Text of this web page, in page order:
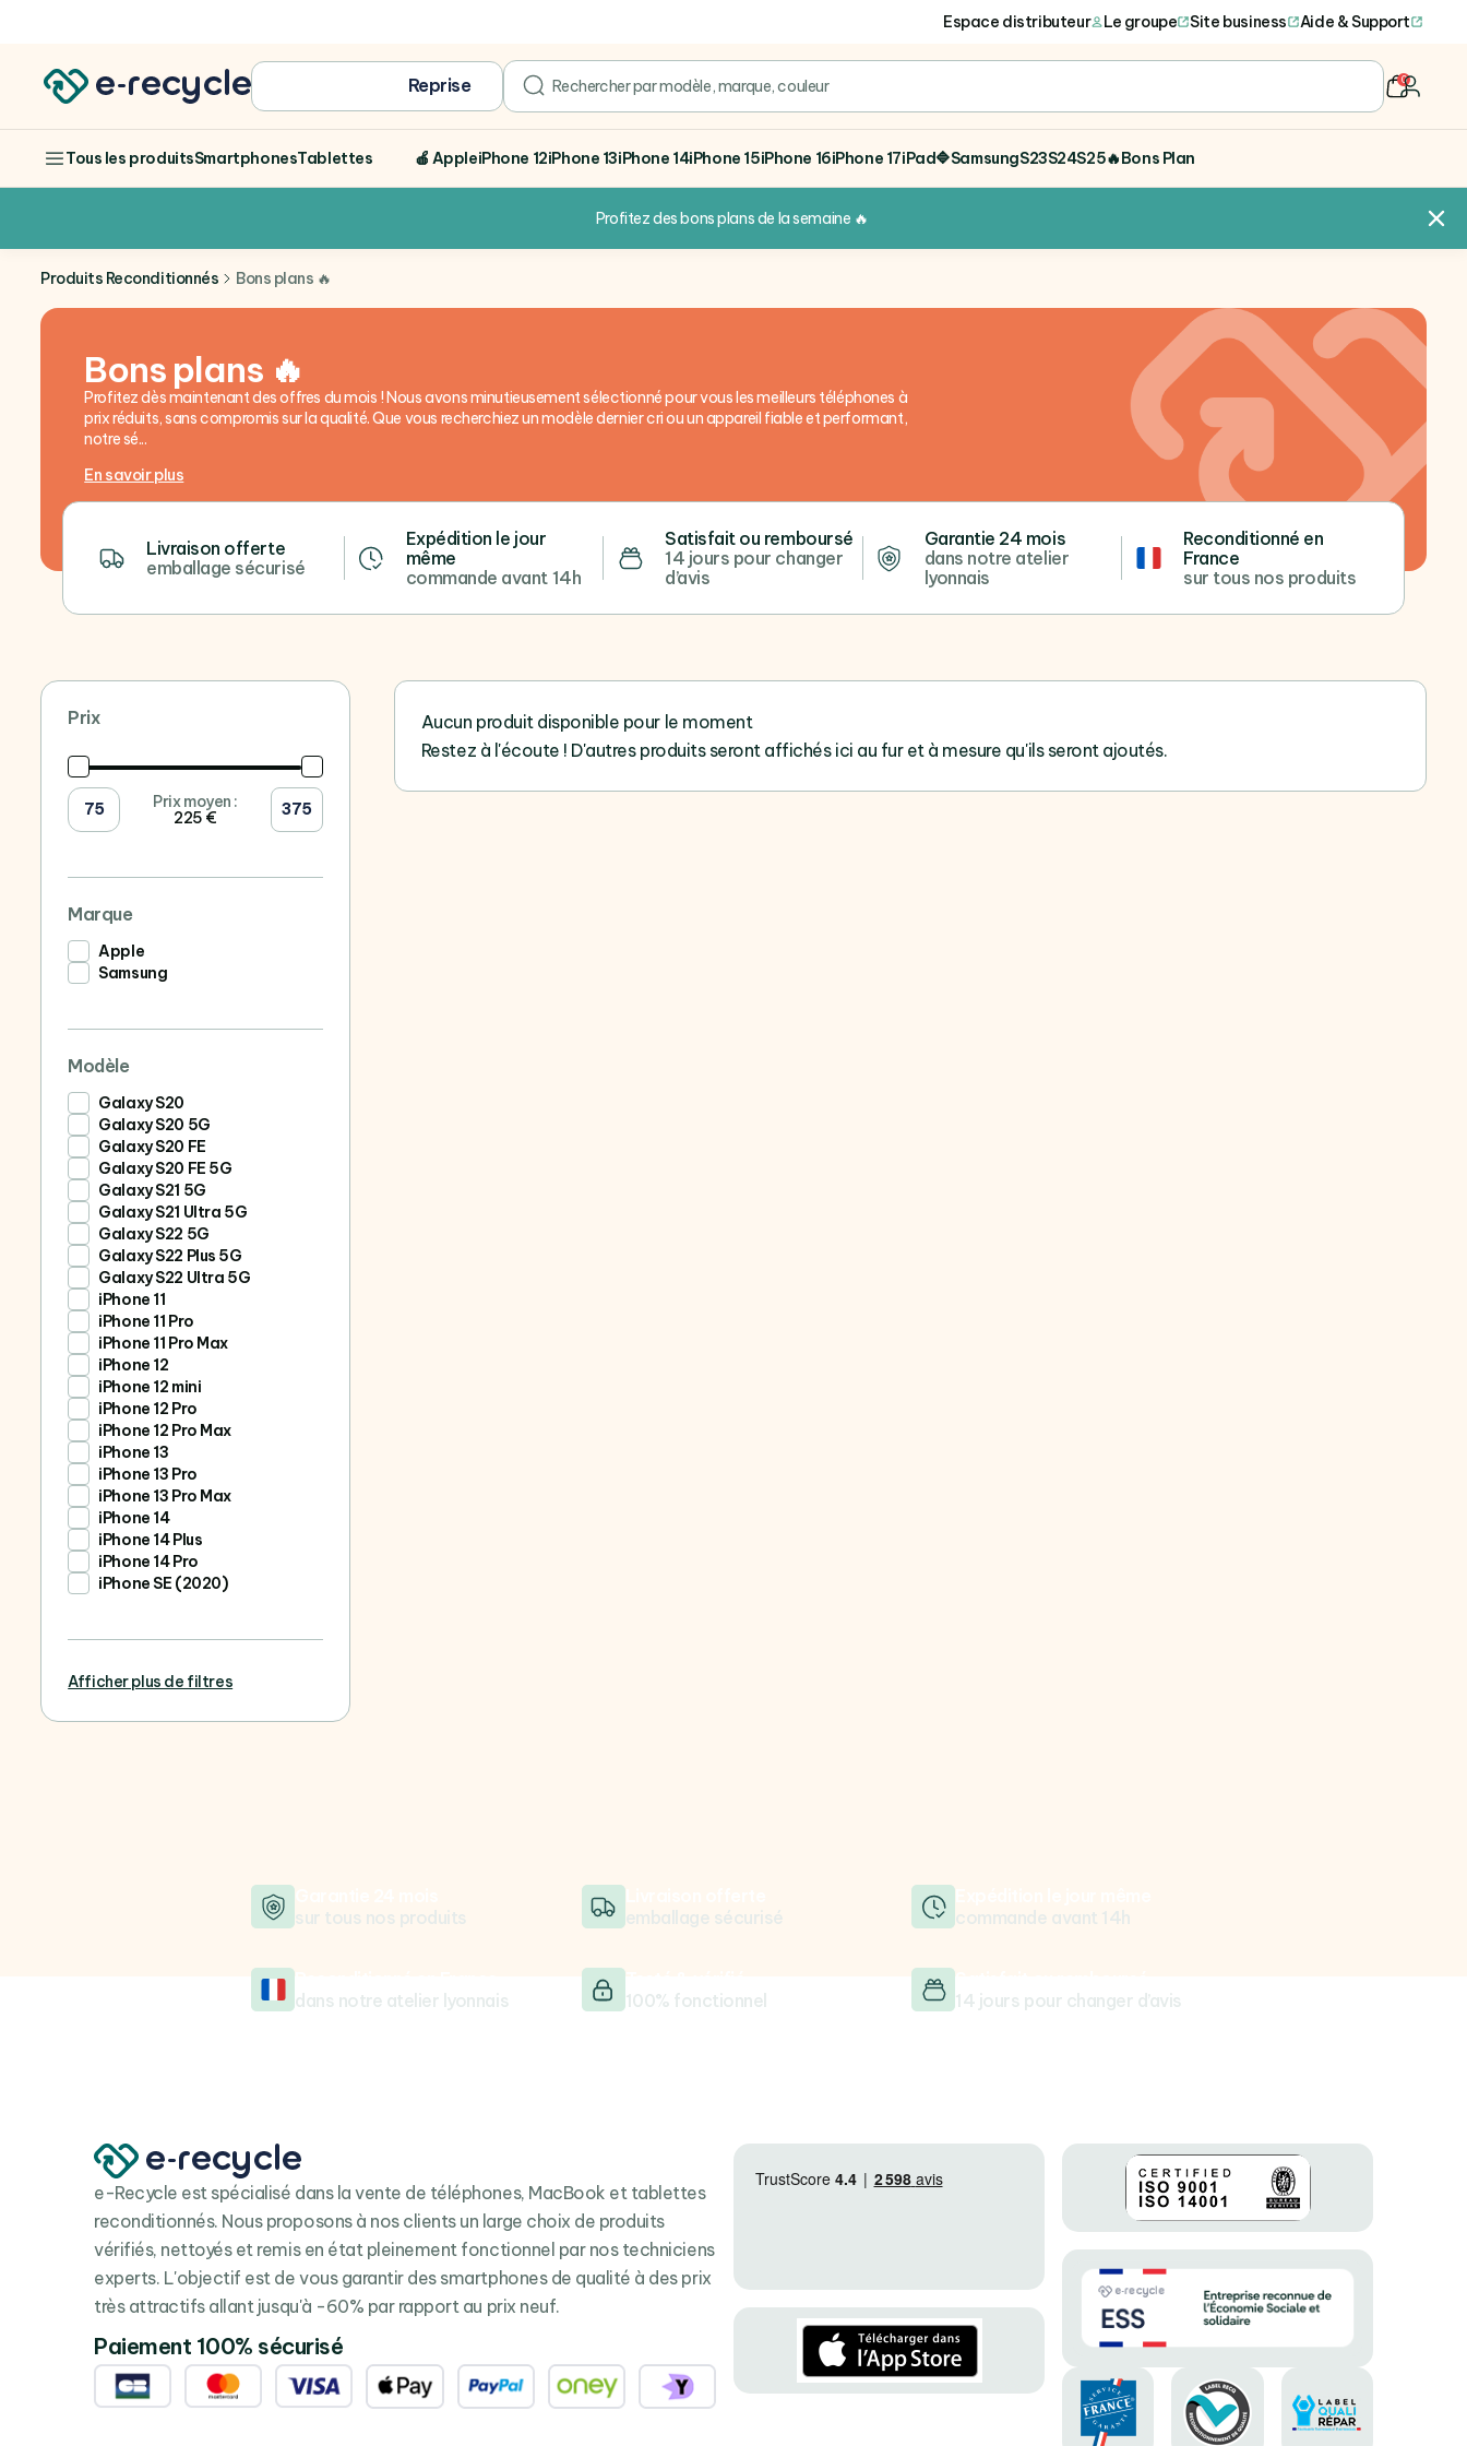
Espace distributeur Le groupe Site business Aide & Support
Reprise
search
0
user
Tous les produitsSmartphonesTablettes 🍎 AppleiPhone 12iPhone 13iPhone 14iPhone 15iPhone 16iPhone 17iPad🔷SamsungS23S24S25🔥Bons Plan
Profitez des bons plans de la semaine 🔥
Produits Reconditionnés Bons plans 🔥
Bons plans 🔥
Profitez dès maintenant des offres du mois ! Nous avons minutieusement sélectionné pour vous les meilleurs téléphones à
prix réduits, sans compromis sur la qualité. Que vous recherchiez un modèle dernier cri ou un appareil fiable et performant,
notre sé...
En savoir plus
Livraison offerte
emballage sécurisé
Expédition le jour
même
commande avant 14h
Satisfait ou remboursé
14 jours pour changer
d’avis
Garantie 24 mois
dans notre atelier
lyonnais
Reconditionné en
France
sur tous nos produits
Prix
Prix moyen :
225 €
Marque
Apple
Samsung
Modèle
Galaxy S20
Galaxy S20 5G
Galaxy S20 FE
Galaxy S20 FE 5G
Galaxy S21 5G
Galaxy S21 Ultra 5G
Galaxy S22 5G
Galaxy S22 Plus 5G
Galaxy S22 Ultra 5G
iPhone 11
iPhone 11 Pro
iPhone 11 Pro Max
iPhone 12
iPhone 12 mini
iPhone 12 Pro
iPhone 12 Pro Max
iPhone 13
iPhone 13 Pro
iPhone 13 Pro Max
iPhone 14
iPhone 14 Plus
iPhone 14 Pro
iPhone SE (2020)
Afficher plus de filtres
Aucun produit disponible pour le moment
Restez à l'écoute ! D'autres produits seront affichés ici au fur et à mesure qu'ils seront ajoutés.
sur tous nos produits
emballage sécurisé
commande avant 14h
dans notre atelier lyonnais
100% fonctionnel
14 jours pour changer d’avis
e-Recycle est spécialisé dans la vente de téléphones, MacBook et tablettes
reconditionnés. Nous proposons à nos clients un large choix de produits
vérifiés, nettoyés et remis en état pleinement fonctionnel par nos techniciens
experts. L'objectif est de vous garantir des smartphones de qualité à des prix
très attractifs allant jusqu'à -60% par rapport au prix neuf.
Paiement 100% sécurisé